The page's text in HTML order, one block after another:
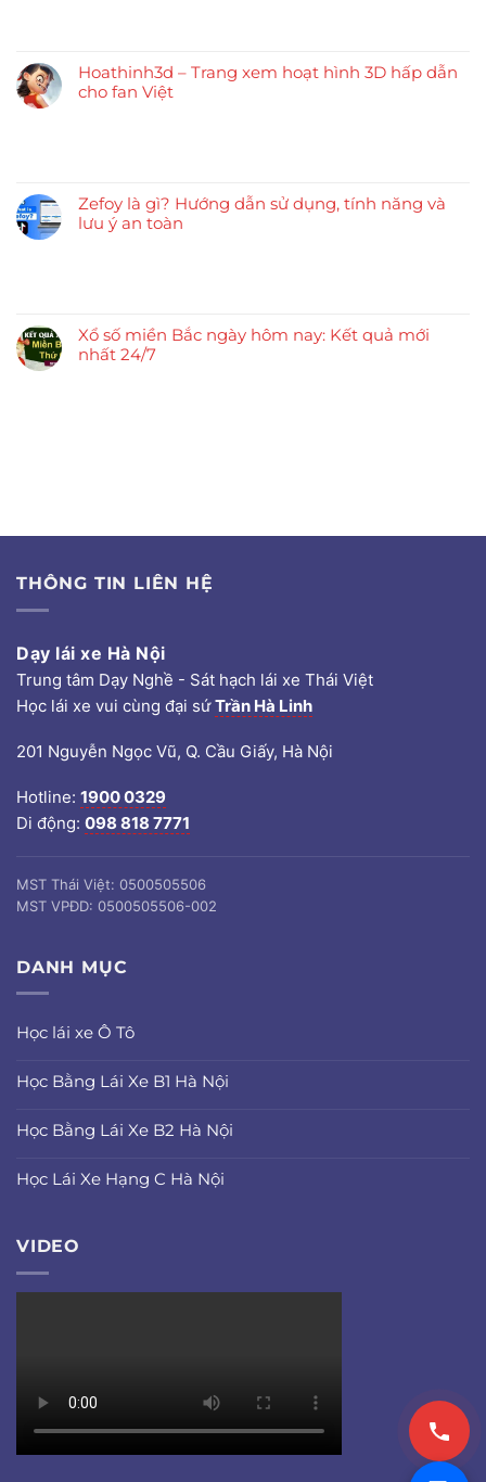
Hoathinh3d – Trang xem hoạt hình 3D hấp dẫn
cho fan Việt
Zefoy là gì? Hướng dẫn sử dụng, tính năng và
lưu ý an toàn
Xổ số miền Bắc ngày hôm nay: Kết quả mới
nhất 24/7
THÔNG TIN LIÊN HỆ
Dạy lái xe Hà Nội
Trung tâm Dạy Nghề - Sát hạch lái xe Thái Việt
Học lái xe vui cùng đại sứTrần Hà Linh
201 Nguyễn Ngọc Vũ, Q. Cầu Giấy, Hà Nội
Hotline: 1900 0329
Di động: 098 818 7771
MST Thái Việt: 0500505506
MST VPĐD: 0500505506-002
DANH MỤC
Học lái xe Ô Tô
Học Bằng Lái Xe B1 Hà Nội
Học Bằng Lái Xe B2 Hà Nội
Học Lái Xe Hạng C Hà Nội
VIDEO